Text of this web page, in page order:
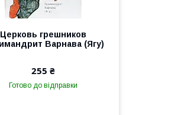
Церковь грешников
Варнава (Ягу)
255 ₴
Готово до відправки